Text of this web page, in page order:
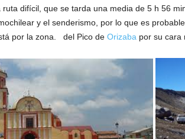
ruta difícil, que se tarda una media de 5 h 56
y el senderismo, por lo que es
por la zona. del Pico de Orizabapor su cara